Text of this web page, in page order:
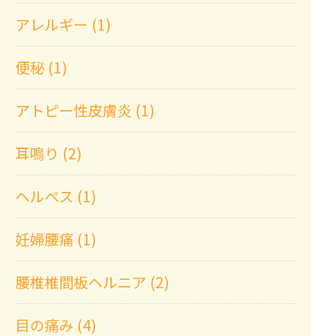
アレルギー (1)
便秘 (1)
アトピー性皮膚炎 (1)
耳鳴り (2)
ヘルペス (1)
妊婦腰痛 (1)
腰椎椎間板ヘルニア (2)
目の痛み (4)